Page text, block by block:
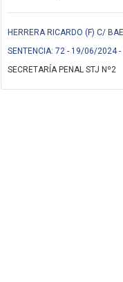
HERRERA RICARDO (F) C/
SENTENCIA: 72 - 19/06/2024 -
SECRETARÍA PENAL STJ Nº2